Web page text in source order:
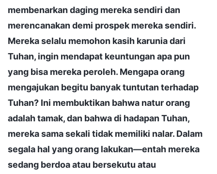
membenarkan daging mereka sendiri dan
merencanakan demi prospek mereka sendiri.
Mereka selalu memohon kasih karunia dari
Tuhan, ingin mendapat keuntungan apa pun
yang bisa mereka peroleh. Mengapa orang
mengajukan begitu banyak tuntutan terhadap
Tuhan? Ini membuktikan bahwa natur orang
adalah tamak, dan bahwa di hadapan Tuhan,
mereka sama sekali tidak memiliki nalar. Dalam
segala hal yang orang lakukan—entah mereka
sedang berdoa atau bersekutu atau